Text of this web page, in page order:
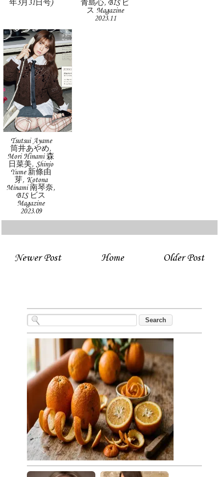
年5月31日号)
青島心, BIS ビ
ス Magazine
2023.11
Tsutsui Ayame
筒井あやめ,
Mori Hinami 森
日菜美, Shinjo
Yume 新條由
芽, Kotona
Minami 南琴奈,
BIS ビス
Magazine
2023.09
Newer Post Older Post
Home